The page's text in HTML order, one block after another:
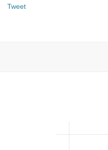
Tweet